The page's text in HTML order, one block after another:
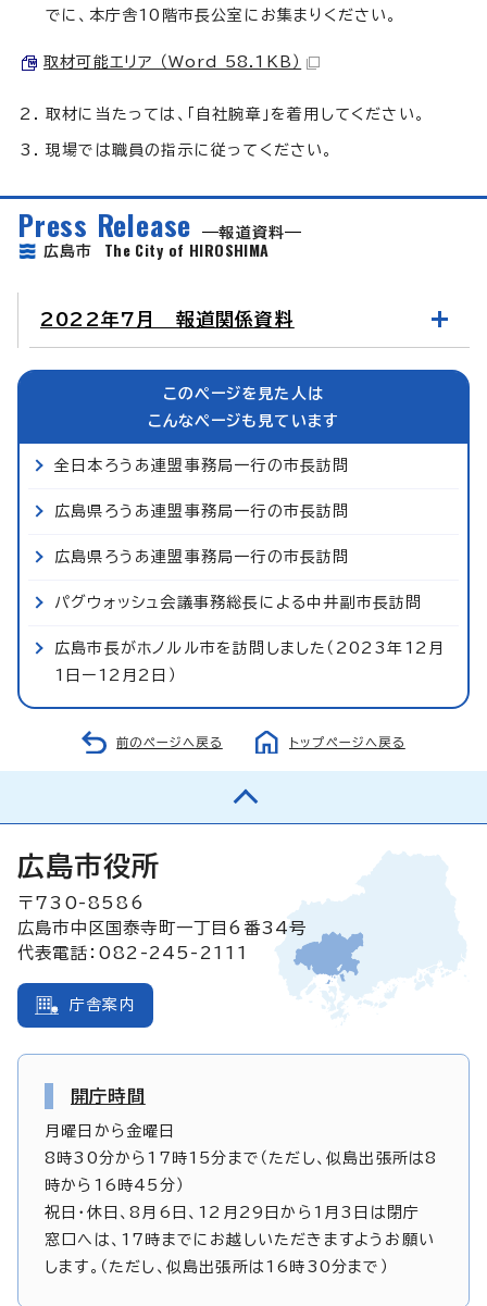
でに、本庁舎10階市長公室にお集まりください。
取材可能エリア （Word 58.1KB）
取材に当たっては、「自社腕章」を着用してください。
現場では職員の指示に従ってください。
Press Release
報道資料
広島市 The City of HIROSHIMA
2022年7月 報道関係資料
このページを見た人は
こんなページも見ています
全日本ろうあ連盟事務局一行の市長訪問
広島県ろうあ連盟事務局一行の市長訪問
広島県ろうあ連盟事務局一行の市長訪問
パグウォッシュ会議事務総長による中井副市長訪問
広島市長がホノルル市を訪問しました（2023年12月
1日ー12月2日）
前のページへ戻る トップページへ戻る
広島市役所
〒730-8586
広島市中区国泰寺町一丁目6番34号
代表電話：082-245-2111
庁舎案内
開庁時間
月曜日から金曜日
8時30分から17時15分まで（ただし、似島出張所は8
時から16時45分）
祝日・休日、8月6日、12月29日から1月3日は閉庁
窓口へは、17時までにお越しいただきますようお願い
します。（ただし、似島出張所は16時30分まで）